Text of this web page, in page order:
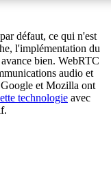
défaut, ce qui n'est
l'implémentation du
bien. WebRTC
audio et
et Mozilla ont
technologie avec